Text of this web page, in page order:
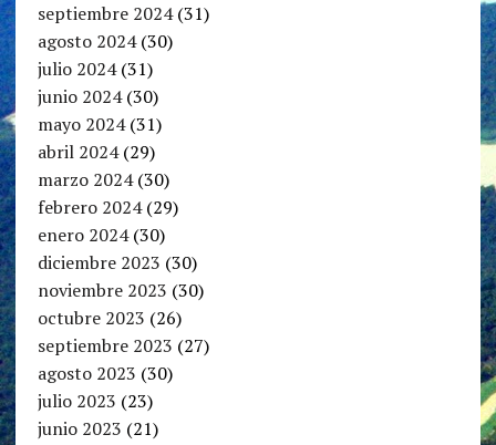
septiembre 2024(31)
agosto 2024(30)
julio 2024(31)
junio 2024(30)
mayo 2024(31)
abril 2024(29)
marzo 2024(30)
febrero 2024(29)
enero 2024(30)
diciembre 2023 (30)
noviembre 2023 (30)
octubre 2023 (26)
septiembre 2023 (27)
agosto 2023 (30)
julio 2023 (23)
junio 2023 (21)